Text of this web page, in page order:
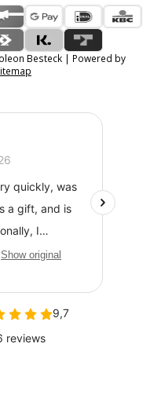
Besteck | Powered by